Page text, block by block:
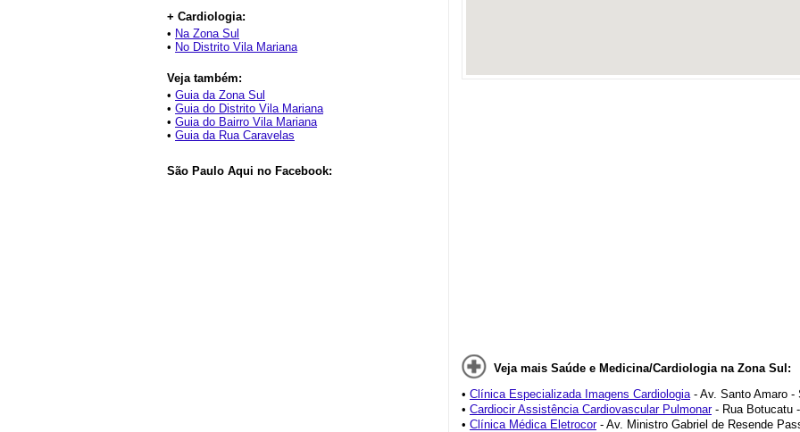
+ Cardiologia:
• Na Zona Sul
• No Distrito Vila Mariana
Veja também:
• Guia da Zona Sul
• Guia do Distrito Vila Mariana
• Guia do Bairro Vila Mariana
• Guia da Rua Caravelas
São Paulo Aqui no Facebook:
Veja mais Saúde e Medicina/Cardiologia na Zona Sul:
• Clínica Especializada Imagens Cardiologia- Av. Santo Amaro -
• Cardiocir Assistência Cardiovascular Pulmonar- Rua Botucatu
• Clínica Médica Eletrocor- Av. Ministro Gabriel de Resende